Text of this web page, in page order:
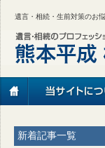
遺言・相続・生前対策のお
新着記事一覧